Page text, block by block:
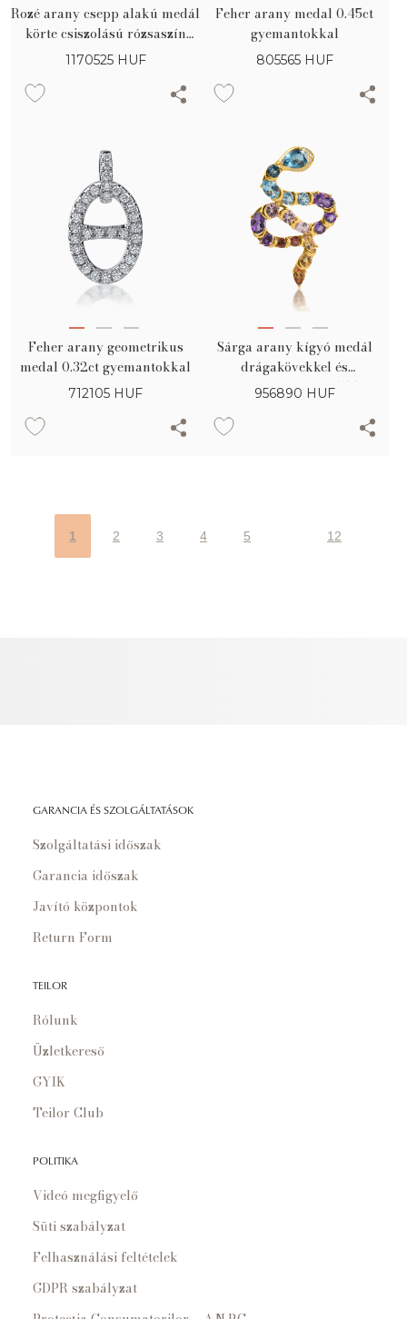
Rozé arany csepp alakú medál
körte csiszolású rózsaszín
turmalinnal és gyémántokkal
1170525 HUF
Feher arany medal 0.45ct
gyemantokkal
805565 HUF
Feher arany geometrikus
medal 0.32ct gyemantokkal
712105 HUF
Sárga arany kígyó medál
drágakövekkel és
féldrágakövekkel 5.55ct
956890 HUF
1 2 3 4 5 12
GARANCIA ÉS SZOLGÁLTATÁSOK
Szolgáltatási időszak
Garancia időszak
Javító központok
Return Form
TEILOR
Rólunk
Üzletkereső
GYIK
Teilor Club
POLITIKA
Videó megfigyelő
Süti szabályzat
Felhasználási feltételek
GDPR szabályzat